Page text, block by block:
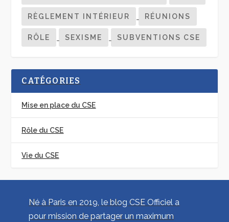
RÈGLEMENT INTÉRIEUR RÉUNIONS
RÔLE SEXISME SUBVENTIONS CSE
CATÉGORIES
Mise en place du CSE
Rôle du CSE
Vie du CSE
Né à Paris en 2019, le blog CSE Officiel a
pour mission de partager un maximum